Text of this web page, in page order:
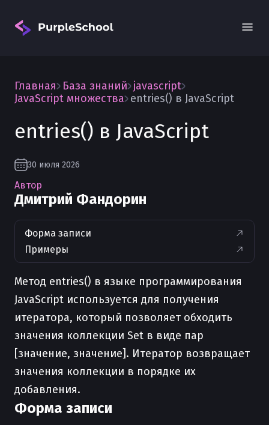
Главная База знаний javascript
JavaScript множества entries() в JavaScript
entries() в JavaScript
30 июля 2026
Автор
Дмитрий Фандорин
Форма записи
Примеры
Метод entries() в языке программирования
JavaScript используется для получения
итератора, который позволяет обходить
значения коллекции Set в виде пар
[значение, значение]. Итератор возвращает
значения коллекции в порядке их
добавления.
Форма записи